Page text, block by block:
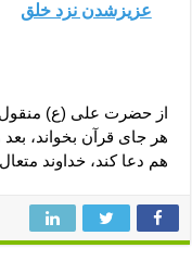
عزیزشدن نزد خلق
از حضرت علی (ع)
هر جای قرآن بخواند،
هم دعا کند، خداوند